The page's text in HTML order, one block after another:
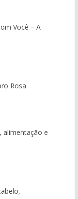
Você – A
Rosa
alimentação e